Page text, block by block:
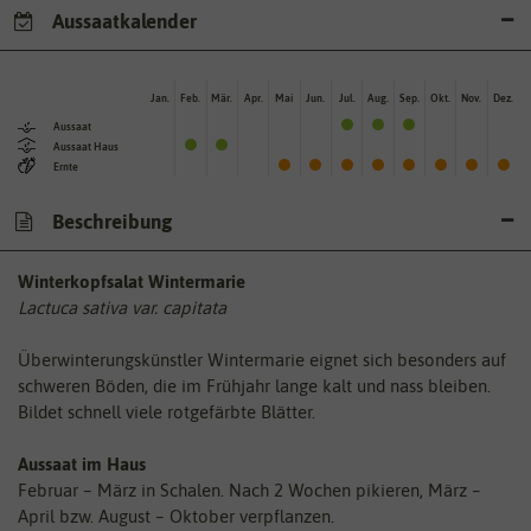
Aussaatkalender
Aussaat
Aussaat Haus
Ernte
Jan. Feb. Mär. Apr. Mai Jun. Jul. Aug. Sep. Okt. Nov. Dez.
Beschreibung
Winterkopfsalat Wintermarie
Lactuca sativa var. capitata
Überwinterungskünstler Wintermarie eignet sich besonders auf
schweren Böden, die im Frühjahr lange kalt und nass bleiben.
Bildet schnell viele rotgefärbte Blätter.
Aussaat im Haus
Februar – März in Schalen. Nach 2 Wochen pikieren, März –
April bzw. August – Oktober verpflanzen.